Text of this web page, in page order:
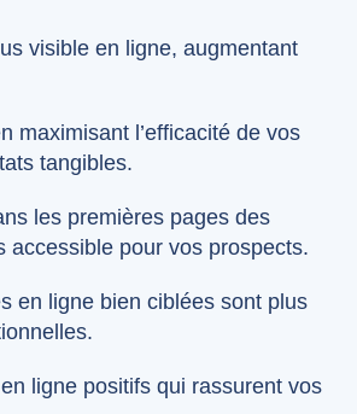
visible en ligne, augmentant
maximisant l’efficacité de vos
tangibles.
les premières pages des
accessible pour vos prospects.
en ligne bien ciblées sont plus
ligne positifs qui rassurent vos